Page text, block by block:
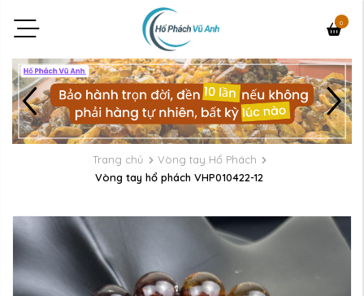
0
Trang chủ
Vòng tay Hổ Phách
Vòng tay hổ phách VHP010422-12